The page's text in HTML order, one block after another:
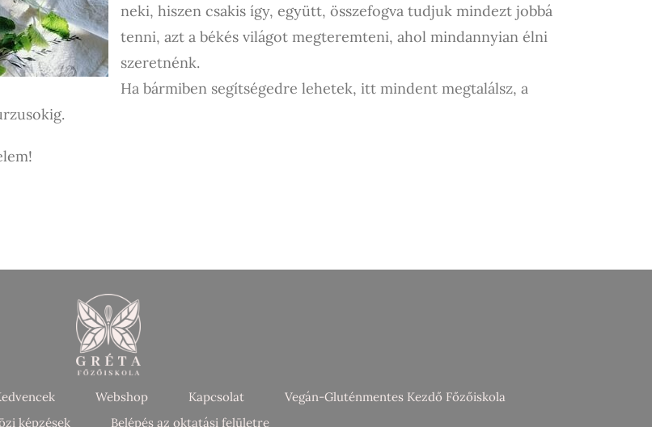
neki, hiszen csakis így, együtt, összefogva tudjuk mindezt jobbá
tenni, azt a békés világot megteremteni, ahol mindannyian élni
szeretnénk.
Ha bármiben segítségedre lehetek, itt mindent megtalálsz, a
Webshop Kapcsolat
Vegán-Gluténmentes Kezdő Főzőiskola
képzések
Belépés az oktatási felületre